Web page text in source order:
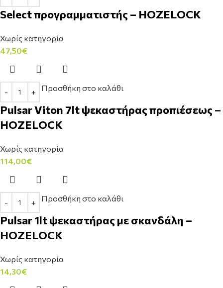
Select προγραμματιστής – HOZELOCK
Χωρίς κατηγορία
47,50€
Προσθήκη στο καλάθι
Pulsar Viton 7lt ψεκαστήρας προπιέσεως –
HOZELOCK
Χωρίς κατηγορία
114,00€
Προσθήκη στο καλάθι
Pulsar 1lt ψεκαστήρας με σκανδάλη –
HOZELOCK
Χωρίς κατηγορία
14,30€